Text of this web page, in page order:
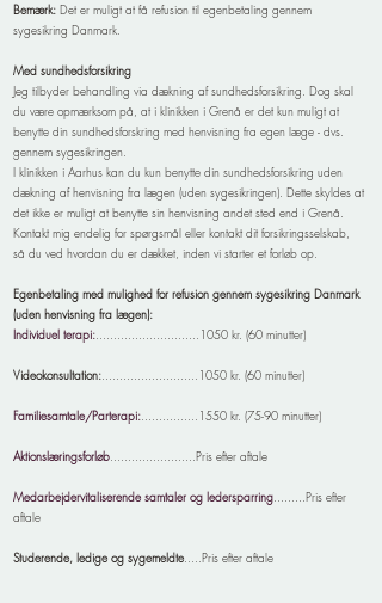
Bemærk: Det er muligt at få refusion til egenbetaling gennem
sygesikring Danmark.
Med sundhedsforsikring
Jeg tilbyder behandling via dækning af sundhedsforsikring. Dog skal
du være opmærksom på, at i klinikken i Grenå er det kun muligt at
benytte din sundhedsforskring med henvisning fra egen læge - dvs.
gennem sygesikringen.
I klinikken i Aarhus kan du kun benytte din sundhedsforsikring uden
dækning af henvisning fra lægen (uden sygesikringen). Dette skyldes at
det ikke er muligt at benytte sin henvisning andet sted end i Grenå.
Kontakt mig endelig for spørgsmål eller kontakt dit forsikringsselskab,
så du ved hvordan du er dækket, inden vi starter et forløb op.
Egenbetaling med mulighed for refusion gennem sygesikring Danmark
(uden henvisning fra lægen):
Individuel terapi:.............................1050 kr. (60 minutter)
Videokonsultation:...........................1050 kr. (60 minutter)
Familiesamtale/Parterapi:................1550 kr. (75-90 minutter)
Aktionslæringsforløb........................Pris efter aftale
Medarbejdervitaliserende samtaler og ledersparring.........Pris efter
aftale
Studerende, ledige og sygemeldte.....Pris efter aftale